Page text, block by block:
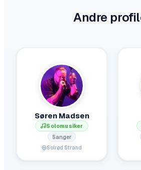
Andre
Søren Madsen
Solomusiker
Sanger
Solrød Strand